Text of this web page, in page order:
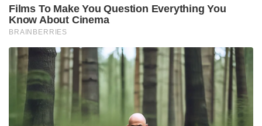
Films To Make You Question Everything You
Know About Cinema
BRAINBERRIES